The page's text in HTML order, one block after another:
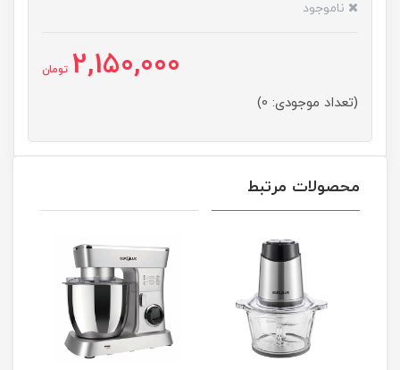
ناموجود
2,150,000 تومان
(تعداد موجودی: 0)
محصولات مرتبط